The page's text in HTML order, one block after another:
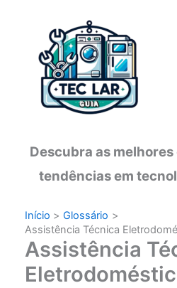
conteúdo
Descubra as
tendências em
Início
Glossário
Assistência Técnica
Assistência